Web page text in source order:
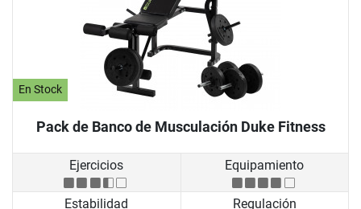
En Stock
Pack de Banco de Musculación Duke Fitness
Ejercicios Equipamiento
Estabilidad Regulación